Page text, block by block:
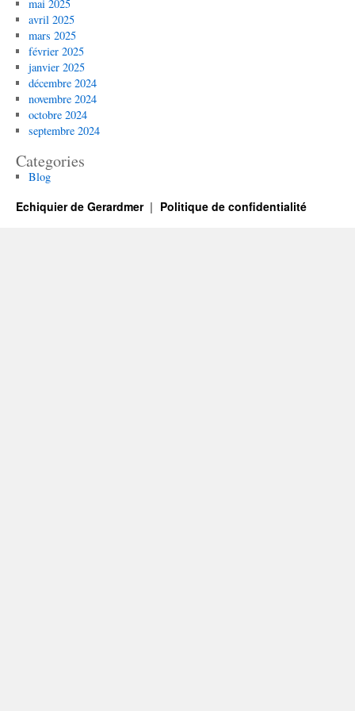
mai 2025
avril 2025
mars 2025
février 2025
janvier 2025
décembre 2024
novembre 2024
octobre 2024
septembre 2024
Categories
Blog
Echiquier de Gerardmer Politique de confidentialité